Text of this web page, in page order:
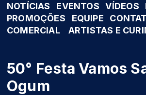
NOTÍCIAS EVENTOS VÍDEOS
PROMOÇÕES
EQUIPE
COMERCIAL
ARTISTAS E
50° Festa Vamos
Ogum